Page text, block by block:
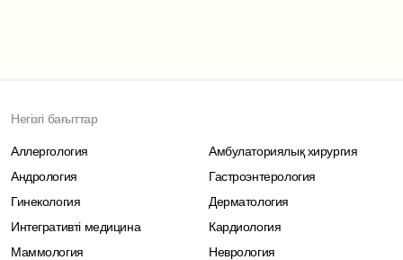
Негізгі бағыттар
Аллергология
Амбулаториялық хирургия
Андрология
Гастроэнтерология
Гинекология
Дерматология
Интегративті медицина
Кардиология
Маммология
Неврология